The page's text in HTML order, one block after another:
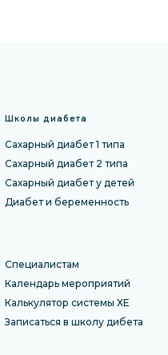
Школы диабета
Сахарный диабет 1 типа
Сахарный диабет 2 типа
Сахарный диабет у детей
Диабет и беременность
Специалистам
Календарь мероприятий
Калькулятор системы ХЕ
Записаться в школу дибета